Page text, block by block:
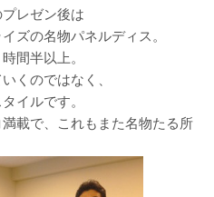
レゼン後は
ズの名物パネルディス。
間半以上。
くのではなく、
イルです。
載で、これもまた名物たる所